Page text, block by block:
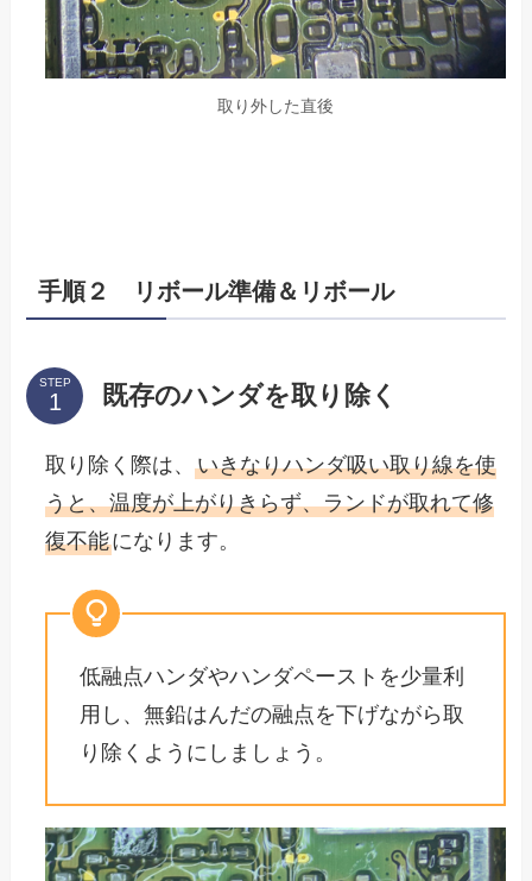
取り外した直後
手順２ リボール準備＆リボール
STEP 既存のハンダを取り除く
取り除く際は、いきなりハンダ吸い取り線を使
うと、温度が上がりきらず、ランドが取れて修
復不能になります。
低融点ハンダやハンダペーストを少量利
用し、無鉛はんだの融点を下げながら取
り除くようにしましょう。